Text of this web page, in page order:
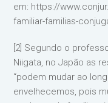
em: https://
familiar-familias-
[2] Segundo o
Niigata, no Japão as
“podem mudar ao
envelhecemos, pois